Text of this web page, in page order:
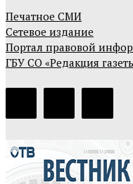
Печатное СМИ
Сетевое издание
Портал правовой
ГБУ СО «Редакция